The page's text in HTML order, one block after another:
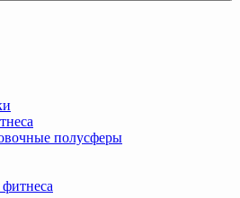
полусферы